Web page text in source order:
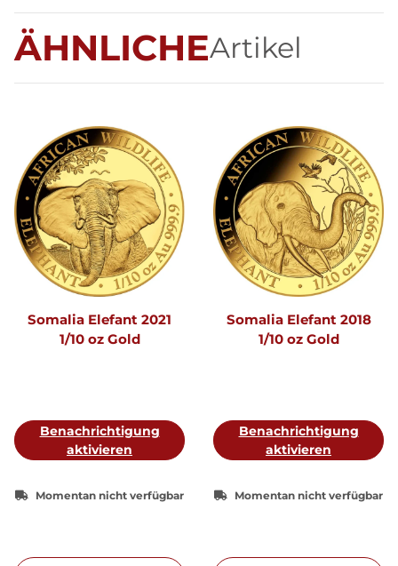
ÄHNLICHEArtikel
Somalia Elefant 2021
1/10 oz Gold
Benachrichtigung
aktivieren
Momentan nicht verfügbar
Somalia Elefant 2018
1/10 oz Gold
Benachrichtigung
aktivieren
Momentan nicht verfügbar